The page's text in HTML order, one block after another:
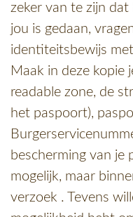
zeker van te zijn
jou is gedaan,
identiteitsbewijs
Maak in deze kopie
readable zone, de
het paspoort),
bescherming van je
mogelijk, maar
verzoek . Tevens